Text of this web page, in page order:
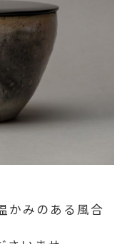
かみのある風合